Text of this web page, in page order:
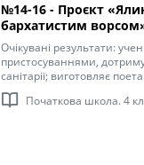
№14-16 - Проєкт
бархатистим
Очікувані результати:
пристосуваннями,
санітарії; виготовляє
дотримується
вчителя. Мета: формування ключових та предметної проєктно-Початкова школа. 4